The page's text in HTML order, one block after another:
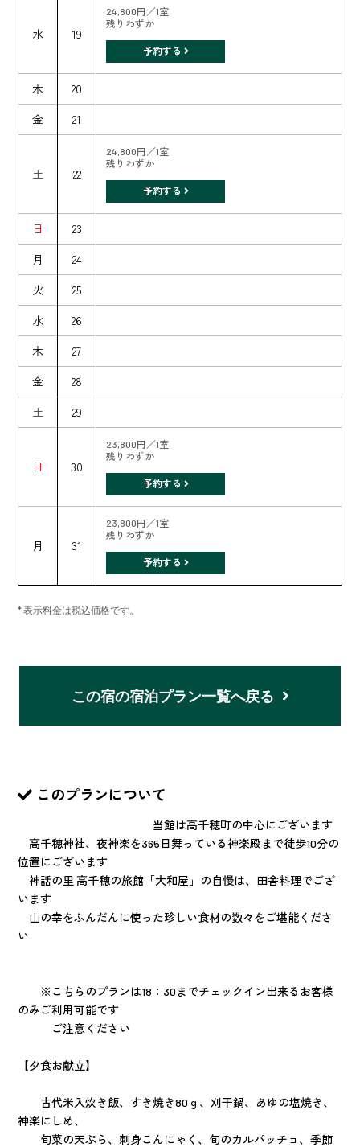
水 19
24,800円／1室
残りわずか
予約する
木
20
金
21
土 22
24,800円／1室
残りわずか
予約する
日
23
月
24
火
25
水
26
木
27
金
28
土
29
日 30
23,800円／1室
残りわずか
予約する
月 31
23,800円／1室
残りわずか
予約する
* 表示料金は税込価格です。
この宿の宿泊プラン一覧へ戻る
このプランについて
当館は高千穂町の中心にございます
高千穂神社、夜神楽を365日舞っている神楽殿まで徒歩10分の
位置にございます
神話の里 高千穂の旅館「大和屋」の自慢は、田舎料理でござ
います
山の幸をふんだんに使った珍しい食材の数々をご堪能くださ
い
※こちらのプランは18：30までチェックイン出来るお客様
のみご利用可能です
ご注意ください
【夕食お献立】
古代米入炊き飯、すき焼き80ｇ、刈干鍋、あゆの塩焼き、
神楽にしめ、
旬菜の天ぷら、刺身こんにゃく、旬のカルパッチョ、季節